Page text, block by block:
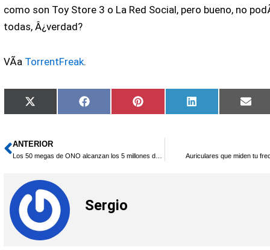
como son Toy Store 3 o La Red Social, pero bueno, no
todas, Â¿verdad?
VÃ­a TorrentFreak.
Compartir
en
X
(Twitter)
Compartir
en
Facebook
Compartir
en
Pinterest
Compartir
en
LinkedIn
en
Ant
ANTERIOR
Los 50 megas de ONO alcanzan los 5 millones de hogares Auriculares que miden tu
Sergio